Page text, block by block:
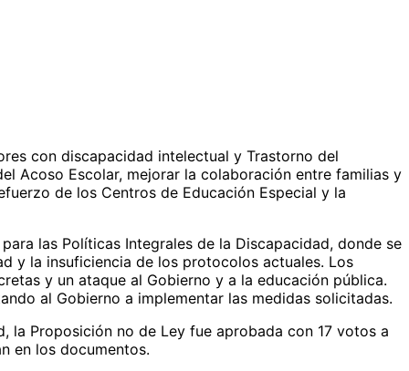
con discapacidad intelectual y Trastorno del
Acoso Escolar, mejorar la colaboración entre familias y
de los Centros de Educación Especial y la
las Políticas Integrales de la Discapacidad, donde se
y la insuficiencia de los protocolos actuales. Los
y un ataque al Gobierno y a la educación pública.
al Gobierno a implementar las medidas solicitadas.
la Proposición no de Ley fue aprobada con 17 votos a
en los documentos.